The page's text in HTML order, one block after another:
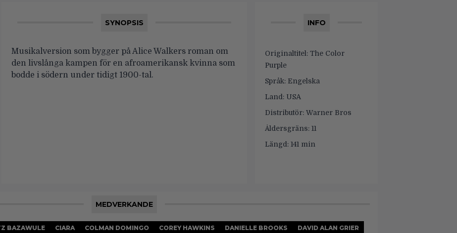
SYNOPSIS
Musikalversion som bygger på Alice Walkers roman om
den livslånga kampen för en afroamerikansk kvinna som
bodde i södern under tidigt 1900-tal.
INFO
Originaltitel: The Color
Purple
Språk: Engelska
Land: USA
Distributör: Warner Bros
Åldersgräns: 11
Längd: 141 min
MEDVERKANDE
BAZAWULE CIARA COLMAN DOMINGO COREY HAWKINS DANIELLE BROOKS
DAVID ALAN GRIER